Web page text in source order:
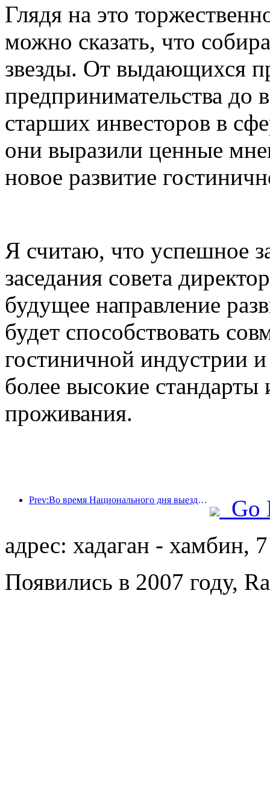
Глядя на это
можно сказать, что
звезды. От выдающихся
предпринимательства до
старших инвесторов в
они выразили ценные
новое развитие
Я считаю, что успешное
заседания совета
будущее направление
будет способствовать
гостиничной индустрии
более высокие стандарты
проживания.
Prev:Во время Национального дня выездные поездки и заказы на вино из городов второго эшелона выросли на 70% по сравнению с аналогичным периодом прошлого года.
Go
адрес: хадаган - хамбин,
Появились в 2007 году,